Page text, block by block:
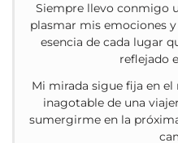
Siempre llevo conmigo
plasmar mis emociones
esencia de cada lugar
reflejado
Mi mirada sigue fija en
inagotable de una
sumergirme en la